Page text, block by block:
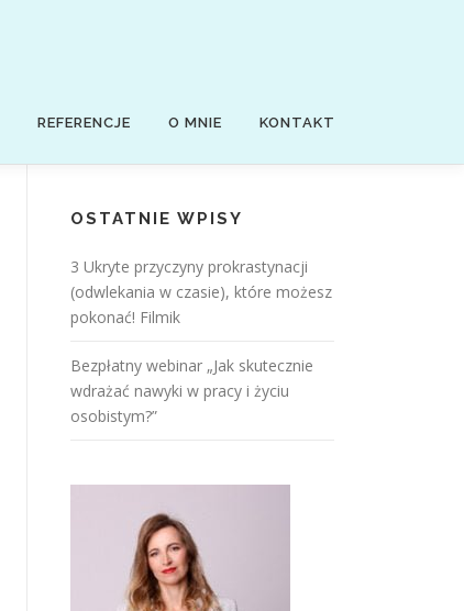
REFERENCJE O MNIE KONTAKT
OSTATNIE WPISY
3 Ukryte przyczyny prokrastynacji
(odwlekania w czasie), które możesz
pokonać! Filmik
Bezpłatny webinar „Jak skutecznie
wdrażać nawyki w pracy i życiu
osobistym?”